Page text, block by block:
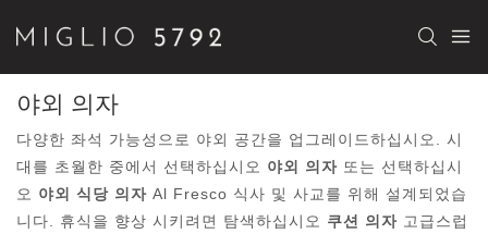
야외 의자
다양한 좌석 가능성으로 야외 공간을 업그레이드하십시오. 시
대를 초월한 중에서 선택하십시오 야외 의자 또는 선택하십시
오 야외 식당 의자 Al Fresco 식사 및 사교를 위해 설계되었습
니다. 휴식을 향상 시키려면 탐색하십시오 쿠션 의자 고급스럽